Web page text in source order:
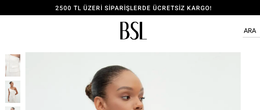
2500 TL ÜZERİ SİPARİŞLERDE ÜCRETSİZ KARGO!
ÜYE OL, 150 TL İNDİRİM KODU KAZAN!